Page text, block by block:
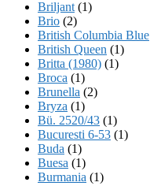
Briljant (1)
Brio (2)
British Columbia Blue
British Queen (1)
Britta (1980) (1)
Broca (1)
Brunella (2)
Bryza (1)
Bü. 2520/43 (1)
Bucuresti 6-53 (1)
Buda (1)
Buesa (1)
Burmania (1)